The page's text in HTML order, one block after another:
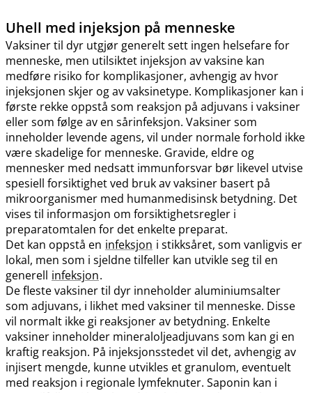
Uhell med injeksjon på menneske
Vaksiner til dyr utgjør generelt sett ingen helsefare for
menneske, men utilsiktet injeksjon av vaksine kan
medføre risiko for komplikasjoner, avhengig av hvor
injeksjonen skjer og av vaksinetype. Komplikasjoner kan i
første rekke oppstå som reaksjon på adjuvans i vaksiner
eller som følge av en sårinfeksjon. Vaksiner som
inneholder levende agens, vil under normale forhold ikke
være skadelige for menneske. Gravide, eldre og
mennesker med nedsatt immunforsvar bør likevel utvise
spesiell forsiktighet ved bruk av vaksiner basert på
mikroorganismer med humanmedisinsk betydning. Det
vises til informasjon om forsiktighetsregler i
preparatomtalen for det enkelte preparat.
Det kan oppstå en infeksjon i stikksåret, som vanligvis er
lokal, men som i sjeldne tilfeller kan utvikle seg til en
generell infeksjon.
De fleste vaksiner til dyr inneholder aluminiumsalter
som adjuvans, i likhet med vaksiner til menneske. Disse
vil normalt ikke gi reaksjoner av betydning. Enkelte
vaksiner inneholder mineraloljeadjuvans som kan gi en
kraftig reaksjon. På injeksjonsstedet vil det, avhengig av
injisert mengde, kunne utvikles et granulom, eventuelt
med reaksjon i regionale lymfeknuter. Saponin kan i